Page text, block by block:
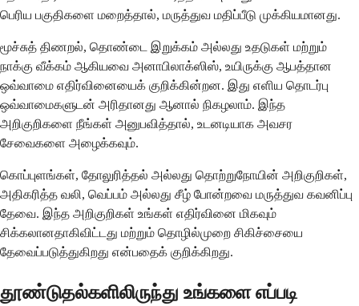
பெரிய பகுதிகளை மறைத்தால், மருத்துவ மதிப்பீடு முக்கியமானது.
மூச்சுத் திணறல், தொண்டை இறுக்கம் அல்லது உதடுகள் மற்றும்
நாக்கு வீக்கம் ஆகியவை அனாபிலாக்ஸிஸ், உயிருக்கு ஆபத்தான
ஒவ்வாமை எதிர்வினையைக் குறிக்கின்றன. இது எளிய தொடர்பு
ஒவ்வாமைகளுடன் அரிதானது ஆனால் நிகழலாம். இந்த
அறிகுறிகளை நீங்கள் அனுபவித்தால், உடனடியாக அவசர
சேவைகளை அழைக்கவும்.
கொப்புளங்கள், தோலுரித்தல் அல்லது தொற்றுநோயின் அறிகுறிகள்,
அதிகரித்த வலி, வெப்பம் அல்லது சீழ் போன்றவை மருத்துவ கவனிப்பு
தேவை. இந்த அறிகுறிகள் உங்கள் எதிர்வினை மிகவும்
சிக்கலானதாகிவிட்டது மற்றும் தொழில்முறை சிகிச்சையை
தேவைப்படுத்துகிறது என்பதைக் குறிக்கிறது.
தூண்டுதல்களிலிருந்து உங்களை எப்படி